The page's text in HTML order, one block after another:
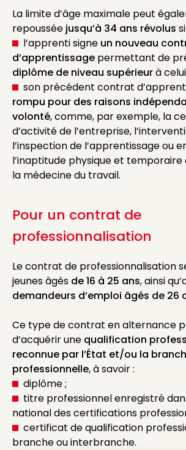
La limite d’âge maximale peut
repoussée jusqu’à 34 ans révolus
l’apprenti signe un nouveau
d’apprentissage permettant de
diplôme de niveau supérieurà
son précédent contrat
rompu pour des raisons
volonté, comme, par exemple, la
d’activité de l’entreprise,
l’inspection de l’apprentissage ou
l’inaptitude physique et
la médecine du travail.
Pour un contrat de
professionnalisation
Le contrat de professionnalisation
jeunes âgés de 16 à 25 ans, ainsi
demandeurs d’emploi âgés de 26
Ce type de contrat en alternance
d’acquérir une qualification
reconnue par l’État et/ou la
professionnelle, à savoir :
diplôme ;
titre professionnel enregistré
national des certifications
certificat de qualification
branche ou interbranche.